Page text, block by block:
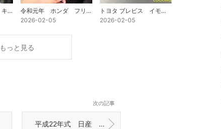
令和元年 ダイハツ キャスト スマートキー追加作製 富山の鍵屋
令和元年 ホンダ フリード スマートキー追加作製 富山の鍵屋
2026-02-05
トヨタ ブレビス イモビライザーデータ作製
2026-02-05
もっと見る
次の記事
平成22年式 日産 ノート インテリジェントキー紛失による復旧作業 富山の鍵屋